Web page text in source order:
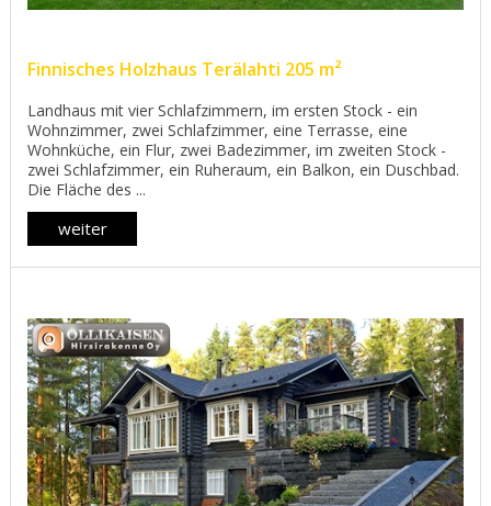
Finnisches Holzhaus Terälahti 205 m²
Landhaus mit vier Schlafzimmern, im ersten Stock - ein
Wohnzimmer, zwei Schlafzimmer, eine Terrasse, eine
Wohnküche, ein Flur, zwei Badezimmer, im zweiten Stock -
zwei Schlafzimmer, ein Ruheraum, ein Balkon, ein Duschbad.
Die Fläche des ...
weiter